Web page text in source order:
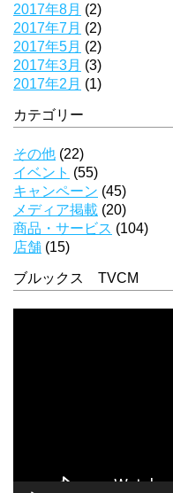
2017年8月 (2)
2017年7月 (2)
2017年5月 (2)
2017年3月 (3)
2017年2月 (1)
カテゴリー
その他 (22)
イベント (55)
キャンペーン (45)
メディア掲載 (20)
商品・サービス (104)
店舗 (15)
ブルックス TVCM